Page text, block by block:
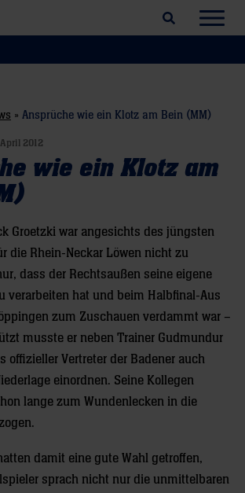
Suchfeld öffnen
» Ansprüche wie ein Klotz am Bein (MM)
2012
wie ein Klotz am
Groetzki war angesichts des jüngsten
die Rhein-Neckar Löwen nicht zu
dass der Rechtsaußen seine eigene
verarbeiten hat und beim Halbfinal-Aus
zum Zuschauen verdammt war –
musste er neben Trainer Gudmundur
offizieller Vertreter der Badener auch
einordnen. Seine Kollegen
lange zum Wundenlecken in die
damit eine gute Wahl getroffen,
sprach nicht nur die unmittelbaren